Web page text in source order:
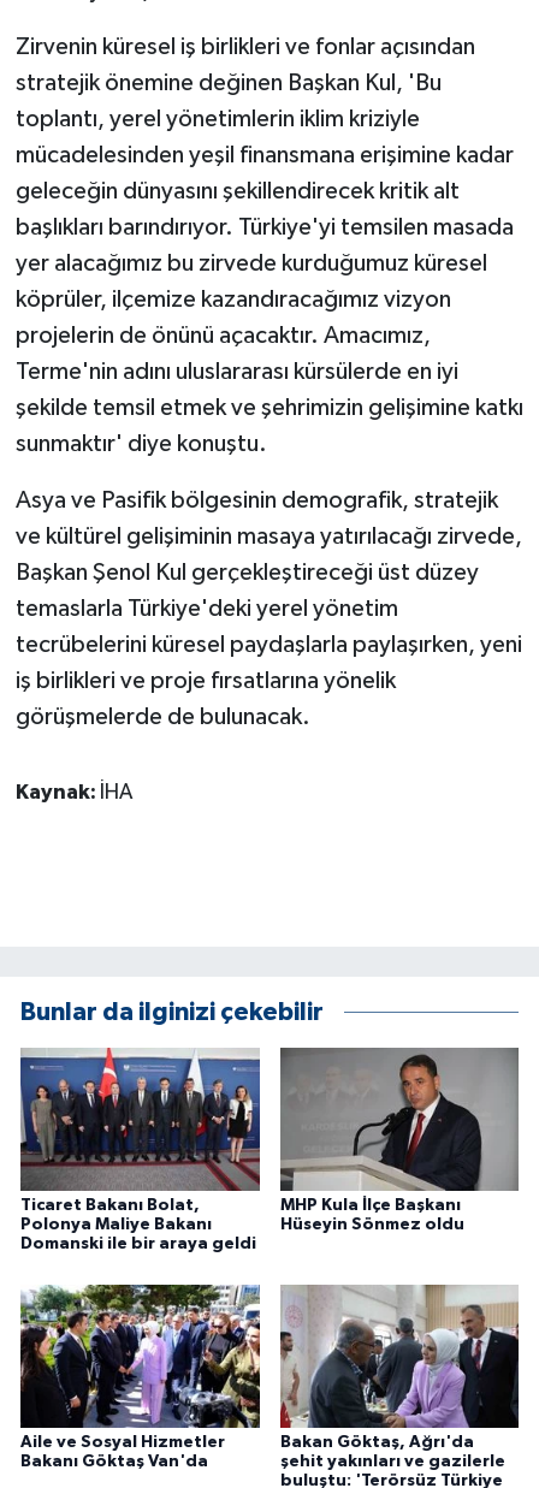
Zirvenin küresel iş birlikleri ve fonlar açısından
stratejik önemine değinen Başkan Kul, 'Bu
toplantı, yerel yönetimlerin iklim kriziyle
mücadelesinden yeşil finansmana erişimine kadar
geleceğin dünyasını şekillendirecek kritik alt
başlıkları barındırıyor. Türkiye'yi temsilen masada
yer alacağımız bu zirvede kurduğumuz küresel
köprüler, ilçemize kazandıracağımız vizyon
projelerin de önünü açacaktır. Amacımız,
Terme'nin adını uluslararası kürsülerde en iyi
şekilde temsil etmek ve şehrimizin gelişimine katkı
sunmaktır' diye konuştu.
Asya ve Pasifik bölgesinin demografik, stratejik
ve kültürel gelişiminin masaya yatırılacağı zirvede,
Başkan Şenol Kul gerçekleştireceği üst düzey
temaslarla Türkiye'deki yerel yönetim
tecrübelerini küresel paydaşlarla paylaşırken, yeni
iş birlikleri ve proje fırsatlarına yönelik
görüşmelerde de bulunacak.
Kaynak: İHA
Bunlar da ilginizi çekebilir
Ticaret Bakanı Bolat,
Polonya Maliye Bakanı
Domanski ile bir araya geldi
MHP Kula İlçe Başkanı
Hüseyin Sönmez oldu
Aile ve Sosyal Hizmetler
Bakanı Göktaş Van'da
Bakan Göktaş, Ağrı'da
şehit yakınları ve gazilerle
buluştu: 'Terörsüz Türkiye